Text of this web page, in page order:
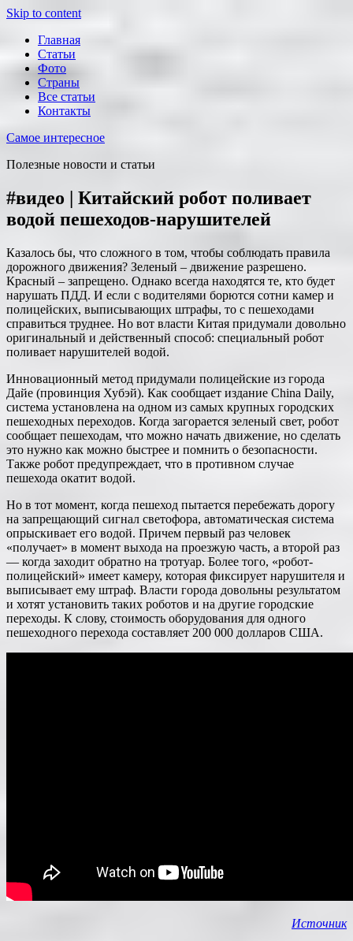
Skip to content
Главная
Статьи
Фото
Страны
Все статьи
Контакты
Самое интересное
Полезные новости и статьи
#видео | Китайский робот поливает
водой пешеходов-нарушителей
Казалось бы, что сложного в том, чтобы соблюдать правила
дорожного движения? Зеленый – движение разрешено.
Красный – запрещено. Однако всегда находятся те, кто будет
нарушать ПДД. И если с водителями борются сотни камер и
полицейских, выписывающих штрафы, то с пешеходами
справиться труднее. Но вот власти Китая придумали довольно
оригинальный и действенный способ: специальный робот
поливает нарушителей водой.
Инновационный метод придумали полицейские из города
Дайе (провинция Хубэй). Как сообщает издание China Daily,
система установлена на одном из самых крупных городских
пешеходных переходов. Когда загорается зеленый свет, робот
сообщает пешеходам, что можно начать движение, но сделать
это нужно как можно быстрее и помнить о безопасности.
Также робот предупреждает, что в противном случае
пешехода окатит водой.
Но в тот момент, когда пешеход пытается перебежать дорогу
на запрещающий сигнал светофора, автоматическая система
опрыскивает его водой. Причем первый раз человек
«получает» в момент выхода на проезжую часть, а второй раз
— когда заходит обратно на тротуар. Более того, «робот-
полицейский» имеет камеру, которая фиксирует нарушителя и
выписывает ему штраф. Власти города довольны результатом
и хотят установить таких роботов и на другие городские
переходы. К слову, стоимость оборудования для одного
пешеходного перехода составляет 200 000 долларов США.
Источник